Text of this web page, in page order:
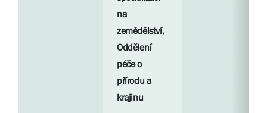
na
zemědělství,
Oddělení
péče o
přírodu a
krajinu